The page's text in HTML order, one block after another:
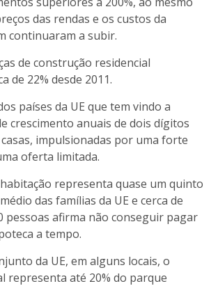
das rendas e os custos da
continuaram a subir.
de construção residencial
de 22% desde 2011.
países da UE que tem vindo a
crescimento anuais de dois dígitos
impulsionadas por uma forte
oferta limitada.
representa quase um quinto
das famílias da UE e cerca de
pessoas afirma não conseguir pagar
a tempo.
da UE, em alguns locais, o
representa até 20% do parque